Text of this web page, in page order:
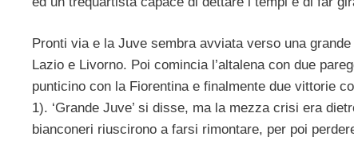
Pronti via e la Juve sembra avviata verso una grande
Lazio e Livorno. Poi comincia l’altalena con due
punticino con la Fiorentina e finalmente due vittorie
1). ‘Grande Juve’ si disse, ma la mezza crisi era
bianconeri riuscirono a farsi rimontare, per poi